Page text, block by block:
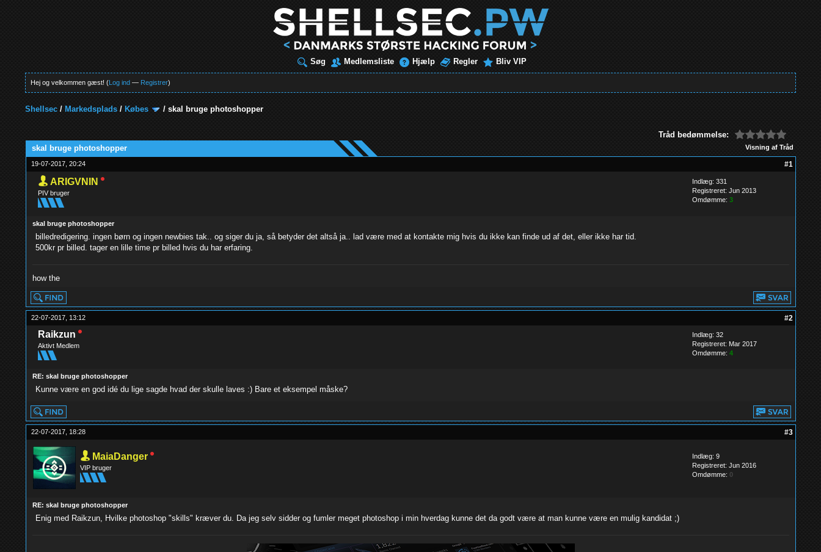
Søg Medlemsliste Hjælp Regler Bliv VIP
Hej og velkommen gæst! (Log ind — Registrer)
Shellsec / Markedsplads / Købes /skal bruge photoshopper
Tråd bedømmelse:
Visning af Tråd
skal bruge photoshopper
19-07-2017, 20:24 #1
ARIGVNIN
PIV bruger
Indlæg: 331
Registreret: Jun 2013
Omdømme: 3
skal bruge photoshopper
billedredigering. ingen børn og ingen newbies tak.. og siger du ja, så betyder det altså ja.. lad være med at kontakte mig hvis du ikke kan finde ud af det, eller ikke har tid.
500kr pr billed. tager en lille time pr billed hvis du har erfaring.
how the
22-07-2017, 13:12 #2
Raikzun
Aktivt Medlem
Indlæg: 32
Registreret: Mar 2017
Omdømme: 4
RE: skal bruge photoshopper
Kunne være en god idé du lige sagde hvad der skulle laves :) Bare et eksempel måske?
22-07-2017, 18:28 #3
MaiaDanger
VIP bruger
Indlæg: 9
Registreret: Jun 2016
Omdømme: 0
RE: skal bruge photoshopper
Enig med Raikzun, Hvilke photoshop "skills" kræver du. Da jeg selv sidder og fumler meget photoshop i min hverdag kunne det da godt være at man kunne være en mulig kandidat ;)